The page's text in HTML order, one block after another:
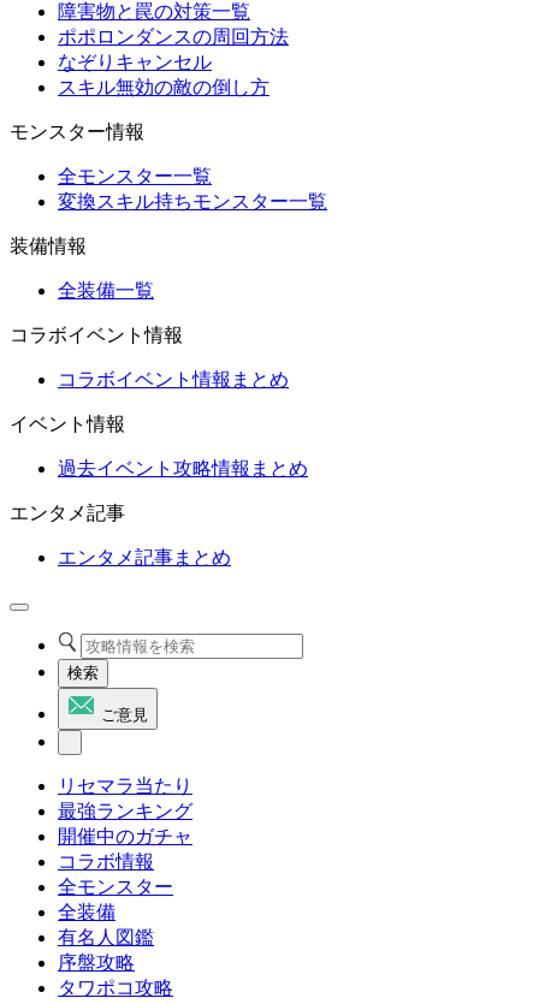
障害物と罠の対策一覧
ポポロンダンスの周回方法
なぞりキャンセル
スキル無効の敵の倒し方
モンスター情報
全モンスター一覧
変換スキル持ちモンスター一覧
装備情報
全装備一覧
コラボイベント情報
コラボイベント情報まとめ
イベント情報
過去イベント攻略情報まとめ
エンタメ記事
エンタメ記事まとめ
検索
ご意見
リセマラ当たり
最強ランキング
開催中のガチャ
コラボ情報
全モンスター
全装備
有名人図鑑
序盤攻略
タワポコ攻略